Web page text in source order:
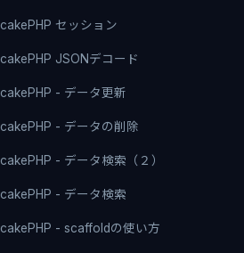
cakePHP セッション
cakePHP JSONデコード
cakePHP - データ更新
cakePHP - データの削除
cakePHP - データ検索（２）
cakePHP - データ検索
cakePHP - scaffoldの使い方